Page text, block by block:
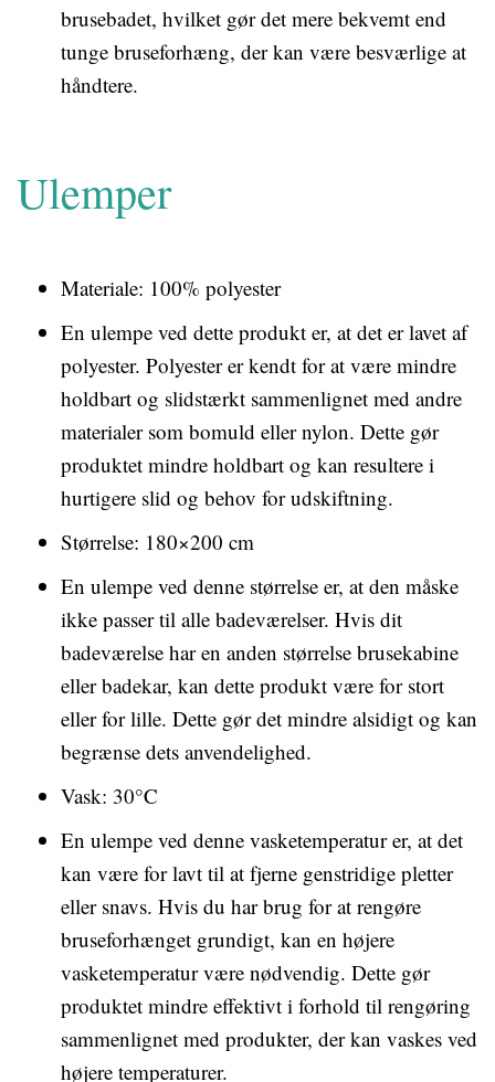
brusebadet, hvilket gør det mere bekvemt end
tunge bruseforhæng, der kan være besværlige at
håndtere.
Ulemper
Materiale: 100% polyester
En ulempe ved dette produkt er, at det er lavet af
polyester. Polyester er kendt for at være mindre
holdbart og slidstærkt sammenlignet med andre
materialer som bomuld eller nylon. Dette gør
produktet mindre holdbart og kan resultere i
hurtigere slid og behov for udskiftning.
Størrelse: 180×200 cm
En ulempe ved denne størrelse er, at den måske
ikke passer til alle badeværelser. Hvis dit
badeværelse har en anden størrelse brusekabine
eller badekar, kan dette produkt være for stort
eller for lille. Dette gør det mindre alsidigt og kan
begrænse dets anvendelighed.
Vask: 30°C
En ulempe ved denne vasketemperatur er, at det
kan være for lavt til at fjerne genstridige pletter
eller snavs. Hvis du har brug for at rengøre
bruseforhænget grundigt, kan en højere
vasketemperatur være nødvendig. Dette gør
produktet mindre effektivt i forhold til rengøring
sammenlignet med produkter, der kan vaskes ved
højere temperaturer.